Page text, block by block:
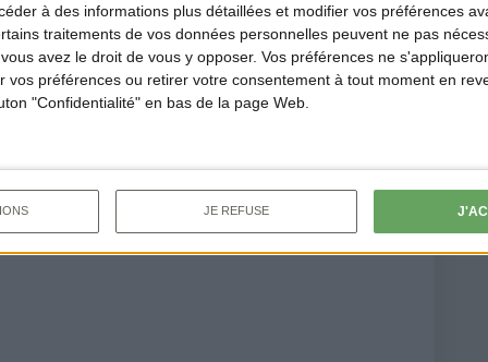
à des informations plus détaillées et modifier vos préférences
traitements de vos données personnelles peuvent ne pas
avez le droit de vous y opposer. Vos préférences ne
vos préférences ou retirer votre consentement à tout moment en
"Confidentialité" en bas de la page Web.
JE REFUSE